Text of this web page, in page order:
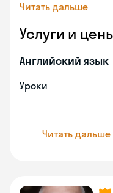
Читать дальше
Услуги и
Английский язык
Уроки
Читать дальше